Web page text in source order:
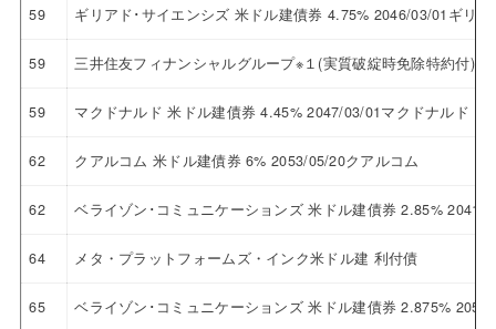
59 ギリアド･サイエンシズ 米ドル建債券 4.75% 2046/03/01ギリ
59 三井住友フィナンシャルグループ※１(実質破綻時免除特約付)
59 マクドナルド 米ドル建債券 4.45% 2047/03/01マクドナルド
62 クアルコム 米ドル建債券 6% 2053/05/20クアルコム
62 ベライゾン･コミュニケーションズ 米ドル建債券 2.85% 2041/
64 メタ・プラットフォームズ・インク米ドル建 利付債
65 ベライゾン･コミュニケーションズ 米ドル建債券 2.875%